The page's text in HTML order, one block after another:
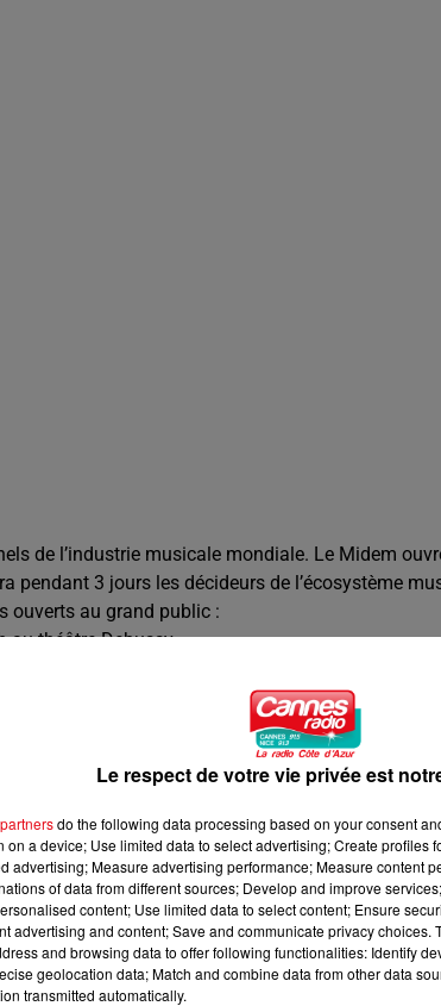
de l’industrie musicale mondiale. Le Midem
pendant 3 jours les décideurs de l’écosystème
ouverts au grand public :
théâtre Debussy
janvier à 21h a Grand Auditorium (concert
Le respect de votre vie privée est
do the following data processing based on your consent
on a device; Use limited data to select advertising; Create profiles
advertising; Measure advertising performance; Measure content
of data from different sources; Develop and improve
content; Use limited data to select content; Ensure
advertising and content; Save and communicate privacy
and browsing data to offer following functionalities: Identify
geolocation data; Match and combine data from other data
transmitted automatically.